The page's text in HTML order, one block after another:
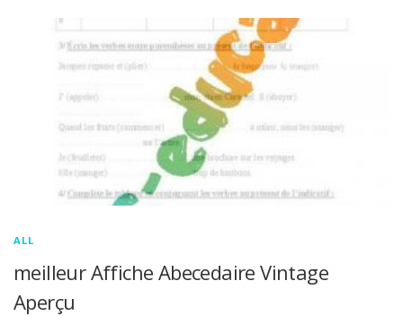
ALL
meilleur Affiche Abecedaire Vintage
Aperçu